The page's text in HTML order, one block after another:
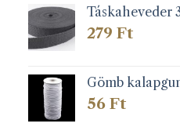
Táskaheveder
279 Ft
Gömb
56 Ft